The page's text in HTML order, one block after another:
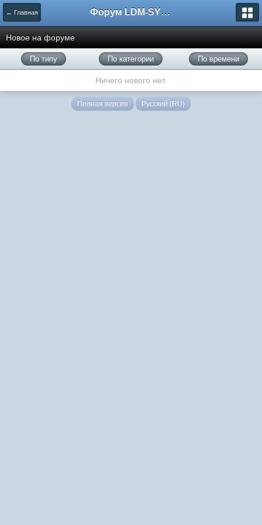
← Главная Форум LDM-SYSTEMS
Новое на форуме
По типу По категории По времени
Ничего нового нет.
Полная версия Русский (RU)